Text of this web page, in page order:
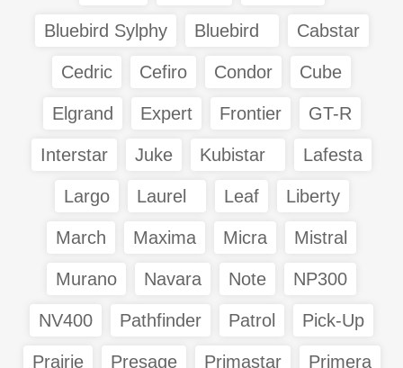
Bluebird Sylphy Bluebird Cabstar
Cedric Cefiro Condor Cube
Elgrand Expert Frontier GT-R
Interstar Juke Kubistar Lafesta
Largo Laurel Leaf Liberty
March Maxima Micra Mistral
Murano Navara Note NP300
NV400 Pathfinder Patrol Pick-Up
Prairie Presage Primastar Primera